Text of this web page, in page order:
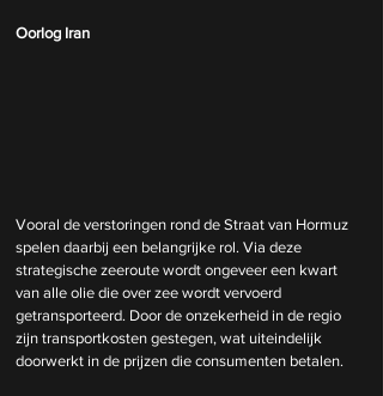
Oorlog Iran
Vooral de verstoringen rond de Straat van Hormuz
spelen daarbij een belangrijke rol. Via deze
strategische zeeroute wordt ongeveer een kwart
van alle olie die over zee wordt vervoerd
getransporteerd. Door de onzekerheid in de regio
zijn transportkosten gestegen, wat uiteindelijk
doorwerkt in de prijzen die consumenten betalen.